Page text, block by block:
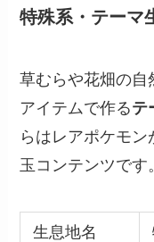
特殊系・テーマ
草むらや花畑の自
アイテムで作るテ
らはレアポケモ
玉コンテンツです
生息地名